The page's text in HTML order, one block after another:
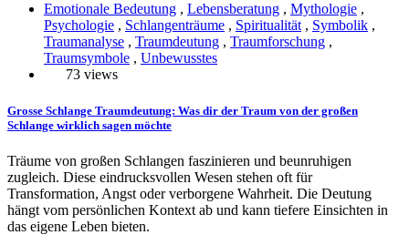
Emotionale Bedeutung , Lebensberatung , Mythologie ,
Psychologie , Schlangenträume , Spiritualität, Symbolik ,
Traumanalyse , Traumdeutung , Traumforschung ,
Traumsymbole , Unbewusstes
73 views
Grosse Schlange Traumdeutung: Was dir der Traum von der großen
Schlange wirklich sagen möchte
Träume von großen Schlangen faszinieren und beunruhigen
zugleich. Diese eindrucksvollen Wesen stehen oft für
Transformation, Angst oder verborgene Wahrheit. Die Deutung
hängt vom persönlichen Kontext ab und kann tiefere Einsichten in
das eigene Leben bieten.